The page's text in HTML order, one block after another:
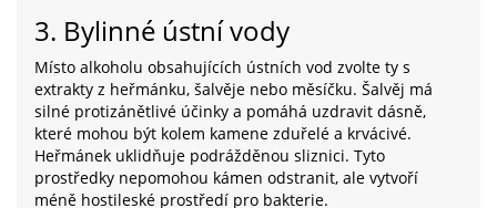
3. Bylinné ústní vody
Místo alkoholu obsahujících ústních vod zvolte ty s
extrakty z heřmánku, šalvěje nebo měsíčku. Šalvěj má
silné protizánětlivé účinky a pomáhá uzdravit dásně,
které mohou být kolem kamene zduřelé a krvácivé.
Heřmánek uklidňuje podrážděnou sliznici. Tyto
prostředky nepomohou kámen odstranit, ale vytvoří
méně hostileské prostředí pro bakterie.